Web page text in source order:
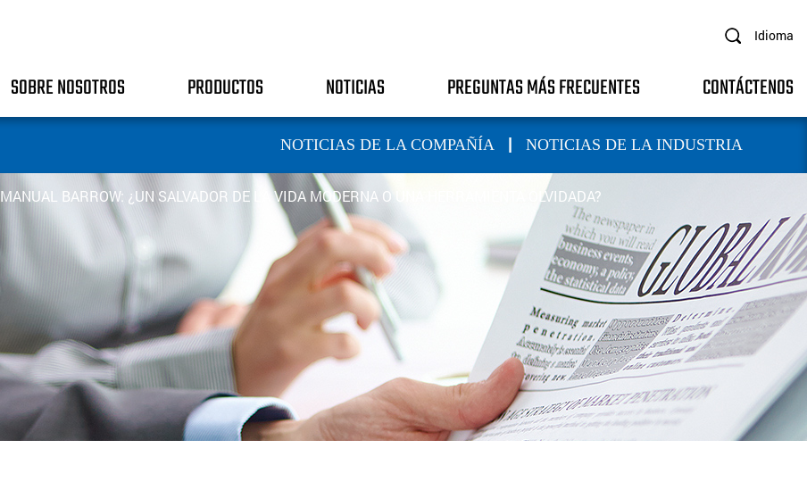
Idioma
SOBRE NOSOTROS PRODUCTOS NOTICIAS PREGUNTAS MÁS FRECUENTES CONTÁCTENOS
NOTICIAS DE LA COMPAÑÍA NOTICIAS DE LA INDUSTRIA
MANUAL BARROW: ¿UN SALVADOR DE LA VIDA MODERNA O UNA HERRAMIENTA OLVIDADA?